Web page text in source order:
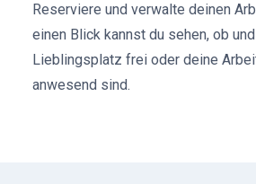
Reserviere und verwalte deinen
einen Blick kannst du sehen, ob
Lieblingsplatz frei oder deine
anwesend sind.